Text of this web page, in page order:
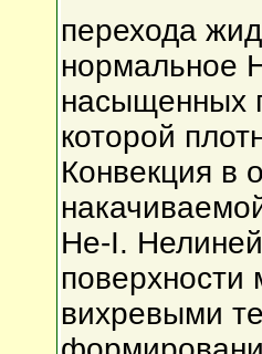
перехода
нормальное
насыщенных
которой
Конвекция в
He-I.
поверхности
вихревыми